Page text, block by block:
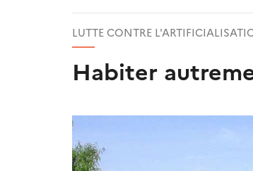
LUTTE CONTRE
Habiter